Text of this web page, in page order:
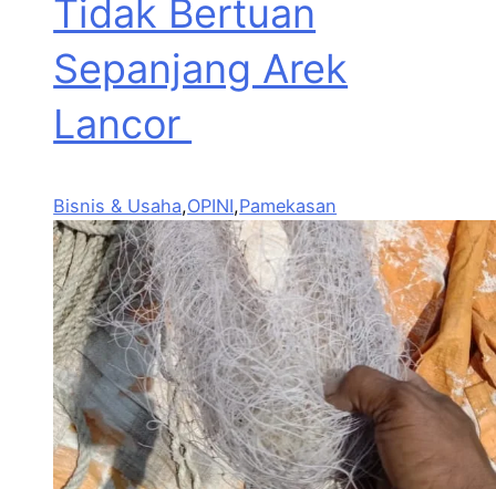
Tidak Bertuan
Sepanjang Arek
Lancor
Bisnis & Usaha,OPINI,Pamekasan